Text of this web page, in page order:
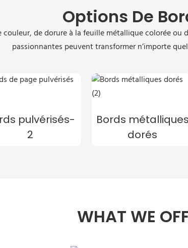
Options De
couleur, de dorure à la feuille métallique colorée
passionnantes peuvent transformer n’importe
pulvérisés-
2
Bords métalliques
dorés
WHAT WE